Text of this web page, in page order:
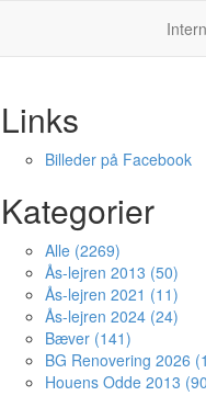
Links
Billeder på Facebook
Kategorier
Alle (2269)
Ås-lejren 2013 (50)
Ås-lejren 2021 (11)
Ås-lejren 2024 (24)
Bæver (141)
BG Renovering 2026
Houens Odde 2013